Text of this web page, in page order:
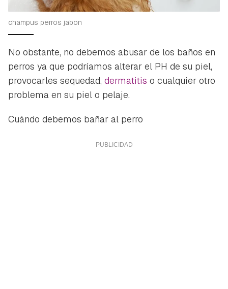
champus perros jabon
No obstante, no debemos abusar de los baños en
perros ya que podríamos alterar el PH de su piel,
provocarles sequedad, dermatitis o cualquier otro
problema en su piel o pelaje.
Cuándo debemos bañar al perro